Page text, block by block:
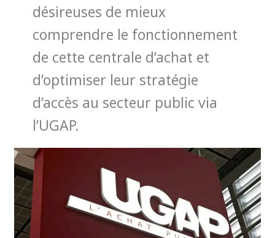
désireuses de mieux
comprendre le fonctionnement
de cette centrale d’achat et
d’optimiser leur stratégie
d’accès au secteur public via
l’UGAP.
Facturation
électronique
obligatoire
:
pendant
que